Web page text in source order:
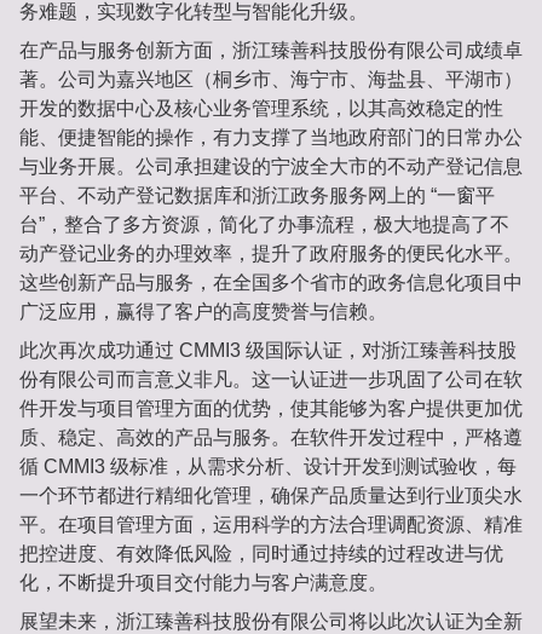
务难题，实现数字化转型与智能化升级。
在产品与服务创新方面，浙江臻善科技股份有限公司成绩卓
著。公司为嘉兴地区（桐乡市、海宁市、海盐县、平湖市）
开发的数据中心及核心业务管理系统，以其高效稳定的性
能、便捷智能的操作，有力支撑了当地政府部门的日常办公
与业务开展。公司承担建设的宁波全大市的不动产登记信息
平台、不动产登记数据库和浙江政务服务网上的 “一窗平
台”，整合了多方资源，简化了办事流程，极大地提高了不
动产登记业务的办理效率，提升了政府服务的便民化水平。
这些创新产品与服务，在全国多个省市的政务信息化项目中
广泛应用，赢得了客户的高度赞誉与信赖。
此次再次成功通过 CMMI3 级国际认证，对浙江臻善科技股
份有限公司而言意义非凡。这一认证进一步巩固了公司在软
件开发与项目管理方面的优势，使其能够为客户提供更加优
质、稳定、高效的产品与服务。在软件开发过程中，严格遵
循 CMMI3 级标准，从需求分析、设计开发到测试验收，每
一个环节都进行精细化管理，确保产品质量达到行业顶尖水
平。在项目管理方面，运用科学的方法合理调配资源、精准
把控进度、有效降低风险，同时通过持续的过程改进与优
化，不断提升项目交付能力与客户满意度。
展望未来，浙江臻善科技股份有限公司将以此次认证为全新